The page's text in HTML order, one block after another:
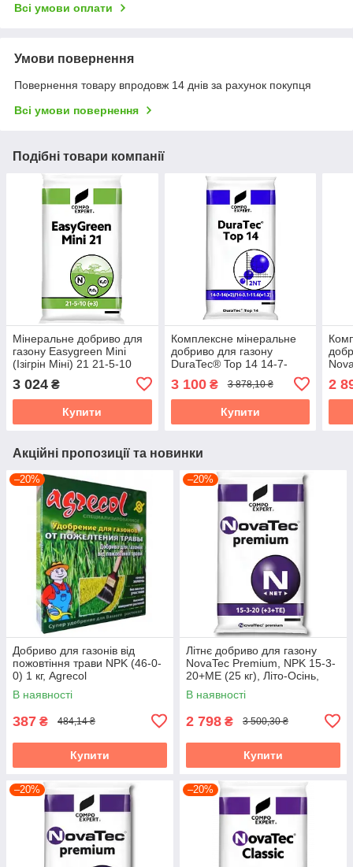
Всі умови оплати
Умови повернення
Повернення товару впродовж 14 днів за рахунок покупця
Всі умови повернення
Подібні товари компанії
Мінеральне добриво для
газону Easygreen Mini
(Ізігрін Міні) 21 21-5-10
3 024 ₴
Купити
Комплексне мінеральне
добриво для газону
DuraTec® Top 14 14-7-
пролонгованою дією, 25
кг, COMPO
3 100₴ 3 878,10 ₴
Купити
2
Акційні пропозиції та новинки
–20%
Добриво для газонів від
пожовтіння трави NPK (46-0-
0) 1 кг, Agrecol
В наявності
387 ₴ 484,14 ₴
Купити
–20%
Літнє добриво для газону
NovaTec Premium, NPK 15-3-
20+МЕ (25 кг), Літо-Осінь,
COMPO EXPERT, Німеччина
В наявності
2 798 ₴ 3 500,30 ₴
Купити
–20% –20%